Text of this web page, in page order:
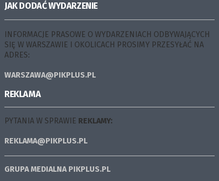
JAK DODAĆ WYDARZENIE
INFORMACJE PRASOWE O WYDARZENIACH ODBYWAJĄCYCH
SIĘ W WARSZAWIE I OKOLICACH PROSIMY PRZESYŁAĆ NA
ADRES:
WARSZAWA@PIKPLUS.PL
REKLAMA
PYTANIA W SPRAWIE REKLAMY:
REKLAMA@PIKPLUS.PL
GRUPA MEDIALNA PIKPLUS.PL